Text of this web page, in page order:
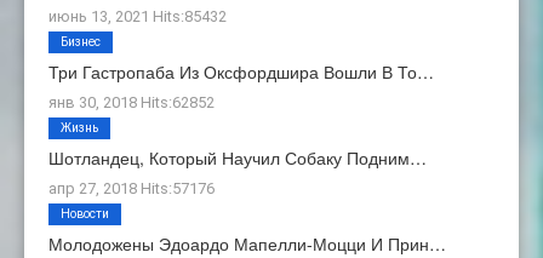
июнь 13, 2021 Hits:85432
Три Гастропаба Из Оксфордшира Вошли В То…
янв 30, 2018 Hits:62852
Бизнес
Шотландец, Который Научил Собаку Подним…
апр 27, 2018 Hits:57176
Жизнь
Молодожены Эдоардо Мапелли-Моцци И Прин…
Новости